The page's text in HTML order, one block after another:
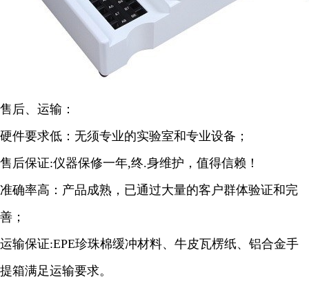
售后、运输：
硬件要求低：无须专业的实验室和专业设备；
售后保证:仪器保修一年,终.身维护，值得信赖！
准确率高：产品成熟，已通过大量的客户群体验证和完
善；
运输保证:EPE珍珠棉缓冲材料、牛皮瓦楞纸、铝合金手
提箱满足运输要求。